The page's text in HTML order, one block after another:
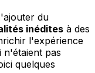
du
inédites à des
l'expérience
n'étaient pas
quelques